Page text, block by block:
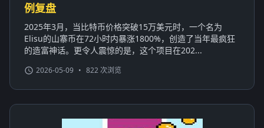
例复盘
2025年3月，当比特币价格突破15万美元时，一个名为
Elisu的山寨币在72小时内暴涨1800%，创造了当年最疯狂
的造富神话。更令人震惊的是，这个项目在202...
2026-05-09 • 822 次浏览